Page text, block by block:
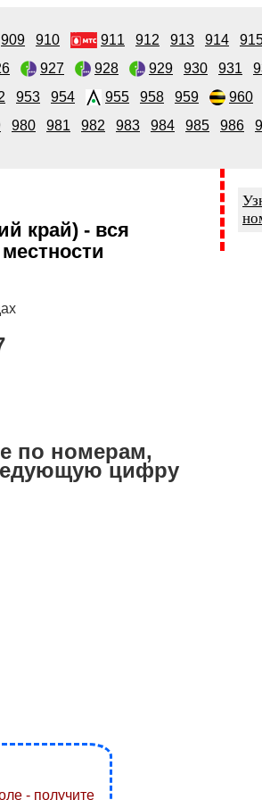
909 910 911 912 913 914
927 928 929 930 931
953 954 955 958 959 960
980 981 982 983 984 985 986
край) - вся
по номерам,
цифру
- получите